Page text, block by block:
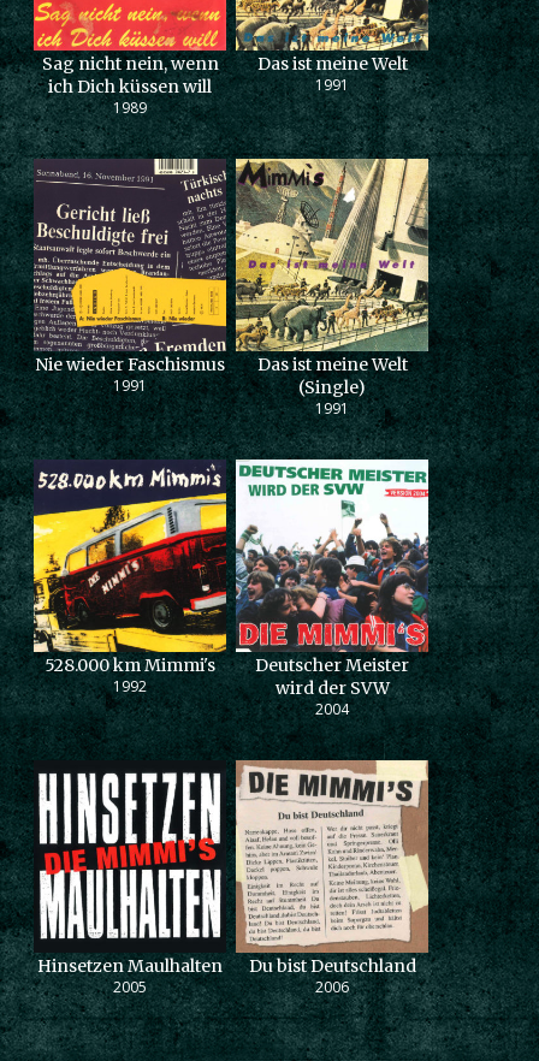
Sag nicht nein, wenn
ich Dich küssen will
1989
Das ist meine Welt
1991
Nie wieder Faschismus
1991
Das ist meine Welt
(Single)
1991
528.000 km Mimmi's
1992
Deutscher Meister
wird der SVW
2004
Hinsetzen Maulhalten
2005
Du bist Deutschland
2006